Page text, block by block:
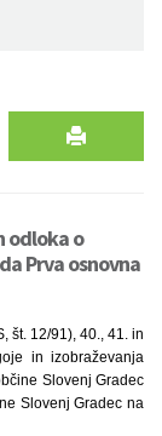
odloka o
Prva osnovna
št. 12/91), 40., 41. in
in izobraževanja
Slovenj Gradec
Slovenj Gradec na